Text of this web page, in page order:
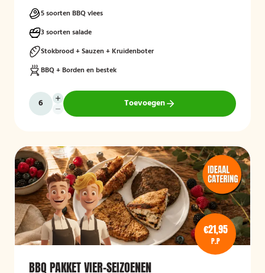
5 soorten BBQ vlees
3 soorten salade
Stokbrood + Sauzen + Kruidenboter
BBQ + Borden en bestek
Toevoegen
€21,95
P.P
BBQ PAKKET VIER-SEIZOENEN